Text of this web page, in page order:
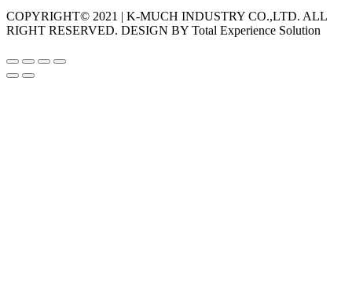
COPYRIGHT© 2021 | K-MUCH INDUSTRY CO.,LTD. ALL
RIGHT RESERVED. DESIGN BY Total Experience Solution